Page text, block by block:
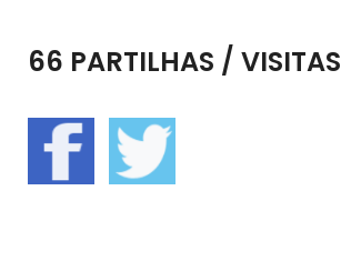
66 PARTILHAS / VISITAS